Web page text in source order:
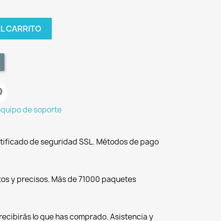
CARRITO
de soporte
de seguridad SSL. Métodos de pago
y precisos. Más de 71000 paquetes
lo que has comprado. Asistencia y